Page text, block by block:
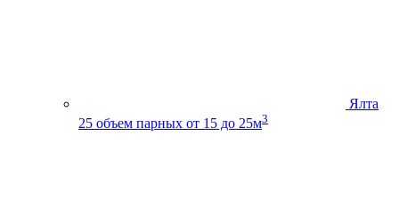
Ялта
25 объем парных от 15 до 25м3